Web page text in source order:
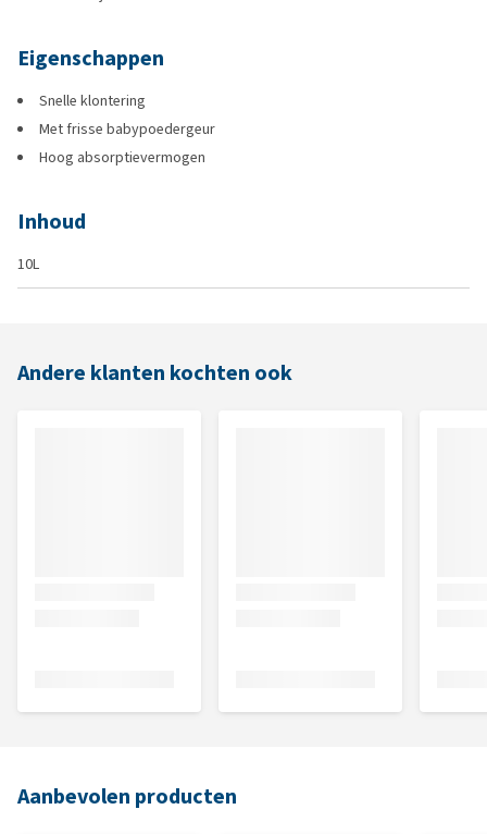
Eigenschappen
Snelle klontering
Met frisse babypoedergeur
Hoog absorptievermogen
Inhoud
10L
Andere klanten kochten ook
Aanbevolen producten